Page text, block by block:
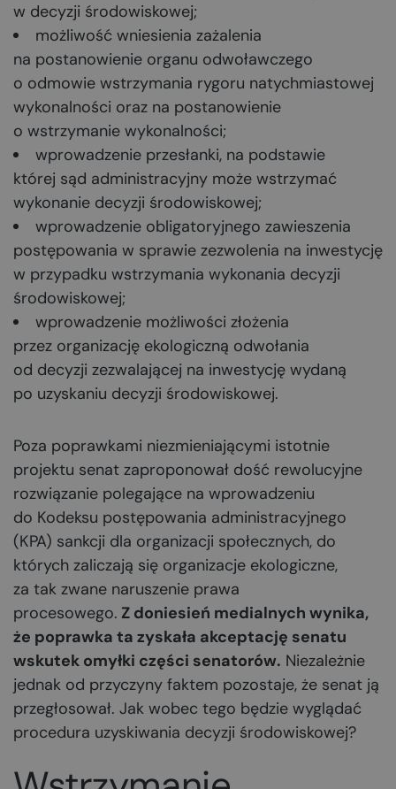
w decyzji środowiskowej;
możliwość wniesienia zażalenia
na postanowienie organu odwoławczego
o odmowie wstrzymania rygoru natychmiastowej
wykonalności oraz na postanowienie
o wstrzymanie wykonalności;
wprowadzenie przesłanki, na podstawie
której sąd administracyjny może wstrzymać
wykonanie decyzji środowiskowej;
wprowadzenie obligatoryjnego zawieszenia
postępowania w sprawie zezwolenia na inwestycję
w przypadku wstrzymania wykonania decyzji
środowiskowej;
wprowadzenie możliwości złożenia
przez organizację ekologiczną odwołania
od decyzji zezwalającej na inwestycję wydaną
po uzyskaniu decyzji środowiskowej.
Poza poprawkami niezmieniającymi istotnie
projektu senat zaproponował dość rewolucyjne
rozwiązanie polegające na wprowadzeniu
do Kodeksu postępowania administracyjnego
(KPA) sankcji dla organizacji społecznych, do
których zaliczają się organizacje ekologiczne,
za tak zwane naruszenie prawa
procesowego. Z doniesień medialnych wynika,
że poprawka ta zyskała akceptację senatu
wskutek omyłki części senatorów. Niezależnie
jednak od przyczyny faktem pozostaje, że senat ją
przegłosował. Jak wobec tego będzie wyglądać
procedura uzyskiwania decyzji środowiskowej?